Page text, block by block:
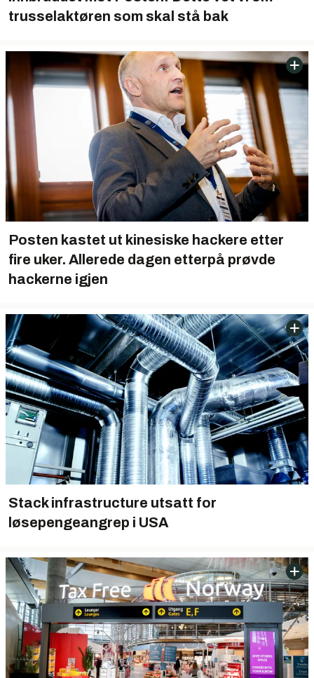
trusselaktøren som skal stå bak
Posten kastet ut kinesiske hackere etter
fire uker. Allerede dagen etterpå prøvde
hackerne igjen
Stack infrastructure utsatt for
løsepengeangrep i USA